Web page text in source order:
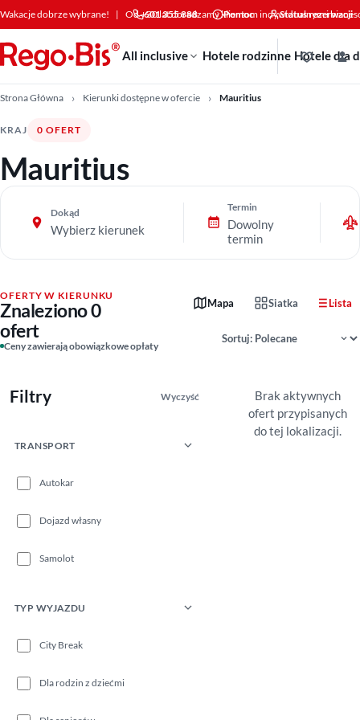
Przejdź do treści
Wakacje dobrze wybrane! | Od +30 lat doradzamy klientom indywidualnym i
601 355 888 Pomoc Status rezerwacji
All inclusive Hotele rodzinne Hotele dla
Strona Główna Kierunki dostępne w ofercie Mauritius
KRAJ 0 OFERT
Mauritius
Dokąd
Wybierz kierunek
Termin
Dowolny
termin
OFERTY W KIERUNKU
Znaleziono 0
ofert
Ceny zawierają obowiązkowe opłaty
Mapa Siatka Lista
Filtry Wyczyść
TRANSPORT
Autokar
Dojazd własny
Samolot
TYP WYJAZDU
City Break
Dla rodzin z dziećmi
Brak aktywnych
ofert przypisanych
do tej lokalizacji.